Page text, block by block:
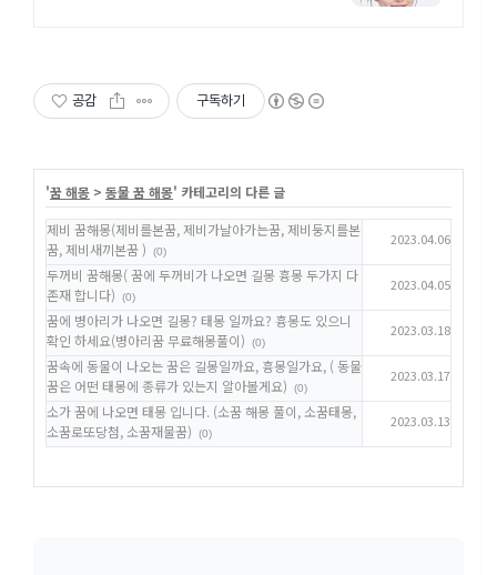
공감 구독하기
'꿈 해몽 > 동물 꿈 해몽' 카테고리의 다른 글
제비 꿈해몽(제비를본꿈, 제비가날아가는꿈, 제비둥지를본
꿈, 제비새끼본꿈 )
(0)
2023.04.06
두꺼비 꿈해몽( 꿈에 두꺼비가 나오면 길몽 흉몽 두가지 다
존재 합니다)
(0)
2023.04.05
꿈에 병아리가 나오면 길몽? 태몽 일까요? 흉몽도 있으니
확인 하세요(병아리꿈 무료해몽풀이)
(0)
2023.03.18
꿈속에 동물이 나오는 꿈은 길몽일까요, 흉몽일가요, ( 동물
꿈은 어떤 태몽에 종류가 있는지 알아볼게요)
(0)
2023.03.17
소가 꿈에 나오면 태몽 입니다. (소꿈 해몽 풀이, 소꿈태몽,
소꿈로또당첨, 소꿈재물꿈)
(0)
2023.03.13